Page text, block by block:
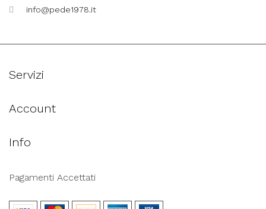
info@pede1978.it
Servizi
Account
Info
Pagamenti Accettati